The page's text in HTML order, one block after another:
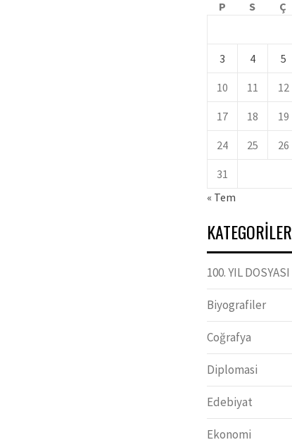
P
S Ç
3 4 5
10 11 12
17 18 19
24 25 26
31
« Tem
KATEGORILER
100. YIL DOSYASI
Biyografiler
Coğrafya
Diplomasi
Edebiyat
Ekonomi